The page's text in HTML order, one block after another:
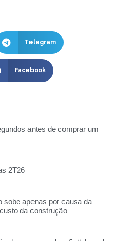
Telegram
Facebook
antes de comprar um
2T26
sobe apenas por causa da
da construção